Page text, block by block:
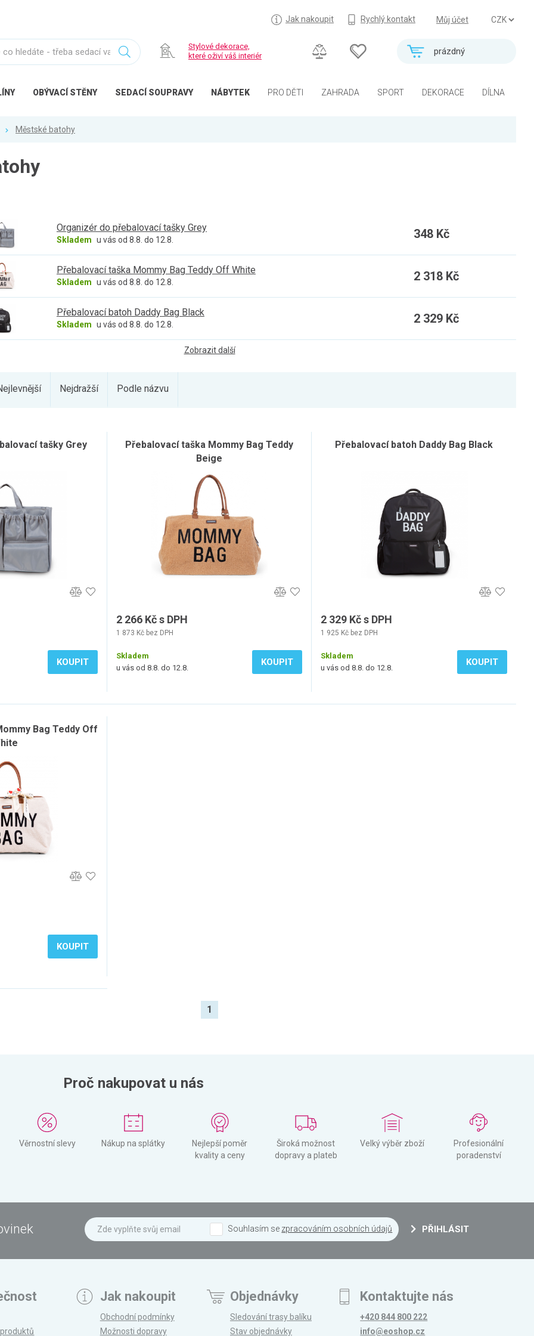
Můj účet
Jak nakoupit Rychlý kontakt
prázdný
Stylové dekorace,
které oživí váš interiér
OBÝVACÍ STĚNY SEDACÍ SOUPRAVY NÁBYTEK PRO DĚTI ZAHRADA SPORT DEKORACE DÍLNA
Městské batohy
Organizér do přebalovací tašky Grey
Skladem u vás od 8.8. do 12.8. 348 Kč
Přebalovací taška Mommy Bag Teddy Off White
Skladem u vás od 8.8. do 12.8. 2 318 Kč
Přebalovací batoh Daddy Bag Black
Skladem u vás od 8.8. do 12.8. 2 329 Kč
Zobrazit další
Nejdražší Podle názvu
tašky Grey
KOUPIT
Přebalovací taška Mommy Bag Teddy
Beige
2 266 Kč s DPH
1 873 Kč bez DPH
Skladem
u vás od 8.8. do 12.8.
KOUPIT
Přebalovací batoh Daddy Bag Black
2 329 Kč s DPH
1 925 Kč bez DPH
Skladem
u vás od 8.8. do 12.8.
KOUPIT
Bag Teddy Off
KOUPIT
1
Proč nakupovat u nás
Věrnostní slevy Nákup na splátky
Nejlepší poměr
kvality a ceny
Široká možnost
dopravy a plateb
Velký výběr zboží
Profesionální
poradenství
Souhlasím se zpracováním osobních údajů PŘIHLÁSIT
Jak nakoupit
Obchodní podmínky
Možnosti dopravy
Objednávky
Sledování trasy balíku
Stav objednávky
Kontaktujte nás
+420 844 800 222
info@eoshop.cz